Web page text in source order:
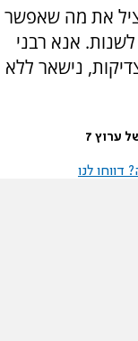
את מה שאפשר
אנא רבני
נישאר ללא
ערוץ 7
לנו